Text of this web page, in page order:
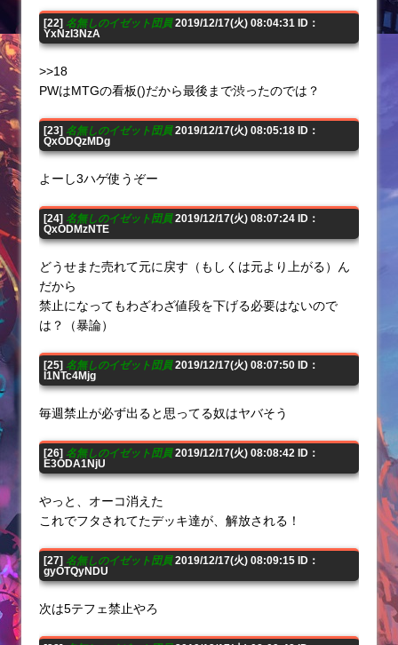
[22] 名無しのイゼット団員2019/12/17(火) 08:04:31 ID：
YxNzI3NzA
>>18
PWはMTGの看板()だから最後まで渋ったのでは？
[23] 名無しのイゼット団員2019/12/17(火) 08:05:18 ID：
QxODQzMDg
よーし3ハゲ使うぞー
[24] 名無しのイゼット団員2019/12/17(火) 08:07:24 ID：
QxODMzNTE
どうせまた売れて元に戻す（もしくは元より上がる）ん
だから
禁止になってもわざわざ値段を下げる必要はないので
は？（暴論）
[25] 名無しのイゼット団員2019/12/17(火) 08:07:50 ID：
I1NTc4Mjg
毎週禁止が必ず出ると思ってる奴はヤバそう
[26] 名無しのイゼット団員2019/12/17(火) 08:08:42 ID：
E3ODA1NjU
やっと、オーコ消えた
これでフタされてたデッキ達が、解放される！
[27] 名無しのイゼット団員2019/12/17(火) 08:09:15 ID：
gyOTQyNDU
次は5テフェ禁止やろ